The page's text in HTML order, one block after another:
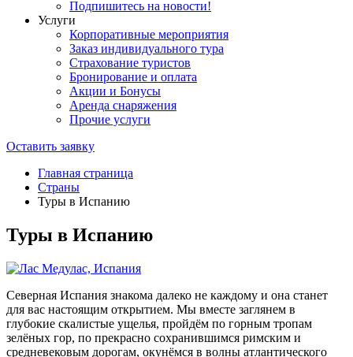
Подпишитесь на новости!
Услуги
Корпоративные мероприятия
Заказ индивидуального тура
Страхование туристов
Бронирование и оплата
Акции и Бонусы
Аренда снаряжения
Прочие услуги
Оставить заявку
Главная страница
Страны
Туры в Испанию
Туры в Испанию
Северная Испания знакома далеко не каждому и она станет
для вас настоящим открытием. Мы вместе заглянем в
глубокие скалистые ущелья, пройдём по горным тропам
зелёных гор, по прекрасно сохранившимся римским и
средневековым дорогам, окунёмся в волны атлантического